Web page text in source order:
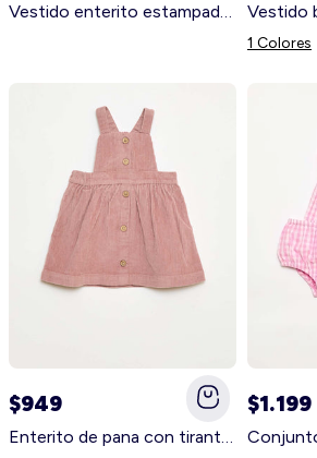
Vestido enterito estampado AZUL
1 Colores
$949
Enterito de pana con tirantes ROSA
$1.199